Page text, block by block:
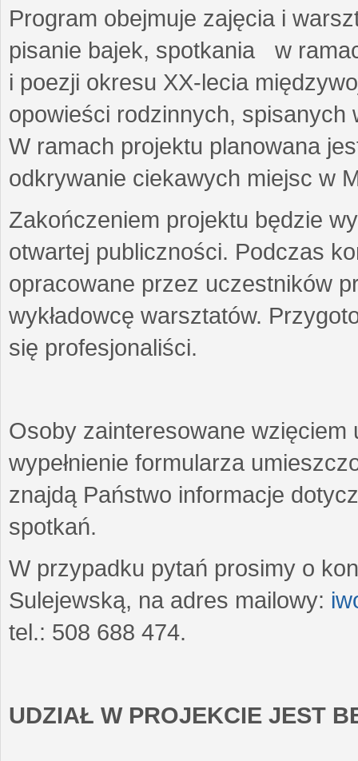
Program obejmuje zajęcia i
pisanie bajek, spotkania w
i poezji okresu XX-lecia
opowieści rodzinnych,
W ramach projektu planowana
odkrywanie ciekawych miejsc w
Zakończeniem projektu będzie
otwartej publiczności. Podczas
opracowane przez uczestników
wykładowcę warsztatów.
się profesjonaliści.
Osoby zainteresowane wzięciem
wypełnienie formularza
znajdą Państwo informacje
spotkań.
W przypadku pytań prosimy o
Sulejewską, na adres mailowy:
tel.: 508 688 474.
UDZIAŁ W PROJEKCIE JEST